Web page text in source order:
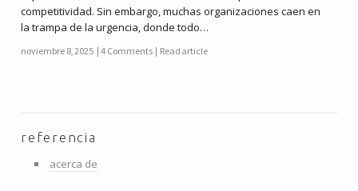
competitividad. Sin embargo, muchas organizaciones caen en
la trampa de la urgencia, donde todo…
noviembre 8, 2025 4 Comments Read article
referencia
acerca de